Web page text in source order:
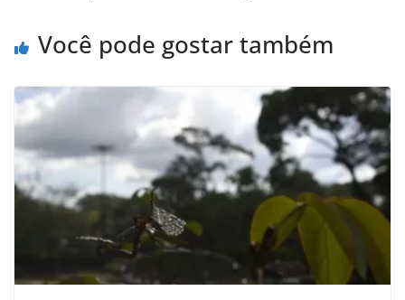
Você pode gostar também